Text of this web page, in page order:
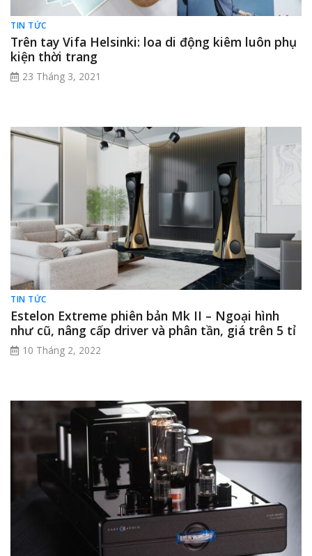
TIN TỨC
Trên tay Vifa Helsinki: loa di động kiêm luôn phụ
kiện thời trang
23 Tháng 3, 2021
TIN TỨC
Estelon Extreme phiên bản Mk II – Ngoại hình
như cũ, nâng cấp driver và phân tần, giá trên 5 tỉ
10 Tháng 2, 2022